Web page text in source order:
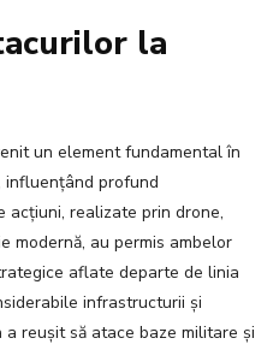
la
un element fundamental în
influențând profund
acțiuni, realizate prin drone,
modernă, au permis ambelor
aflate departe de linia
infrastructurii și
reușit să atace baze militare și